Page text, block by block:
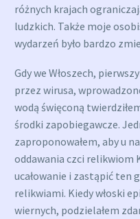
różnych krajach
ludzkich. Także moje
wydarzeń było bardzo
Gdy we Włoszech,
przez wirusa,
wodą święconą
środki zapobiegawcze.
zaproponowałem, aby u
oddawania czci relikwiom
ucałowanie i zastąpić ten
relikwiami. Kiedy włoski
wiernych, podzielałem